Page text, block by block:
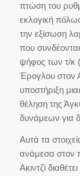
πτώση του
εκλογική
την εξίσωση
που
ψήφος των τ/κ
Έρογλου στον
υποστήριξη
θέληση της
δυνάμεων για
Αυτά τα
ανάμεσα στον
Ακιντζί